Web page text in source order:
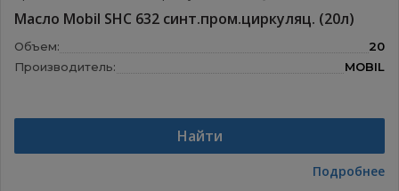
Масло Mobil SHC 632 синт.пром.циркуляц. (20л)
Объем:
20
Производитель:
MOBIL
Найти
Подробнее